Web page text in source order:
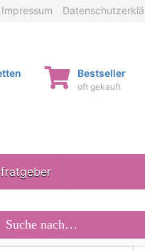
Impressum
Bestseller
oft gekauft
Suche nach…